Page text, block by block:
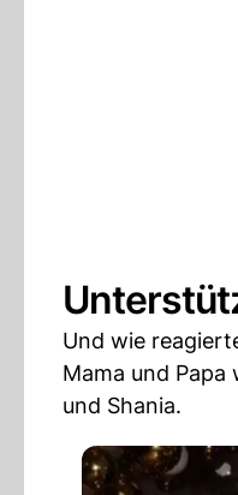
Und wie
Mama und
und Shania.